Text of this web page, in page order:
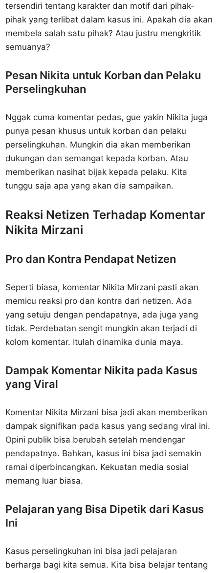
tersendiri tentang karakter dan motif dari pihak-
pihak yang terlibat dalam kasus ini. Apakah dia akan
membela salah satu pihak? Atau justru mengkritik
semuanya?
Pesan Nikita untuk Korban dan Pelaku
Perselingkuhan
Nggak cuma komentar pedas, gue yakin Nikita juga
punya pesan khusus untuk korban dan pelaku
perselingkuhan. Mungkin dia akan memberikan
dukungan dan semangat kepada korban. Atau
memberikan nasihat bijak kepada pelaku. Kita
tunggu saja apa yang akan dia sampaikan.
Reaksi Netizen Terhadap Komentar
Nikita Mirzani
Pro dan Kontra Pendapat Netizen
Seperti biasa, komentar Nikita Mirzani pasti akan
memicu reaksi pro dan kontra dari netizen. Ada
yang setuju dengan pendapatnya, ada juga yang
tidak. Perdebatan sengit mungkin akan terjadi di
kolom komentar. Itulah dinamika dunia maya.
Dampak Komentar Nikita pada Kasus
yang Viral
Komentar Nikita Mirzani bisa jadi akan memberikan
dampak signifikan pada kasus yang sedang viral ini.
Opini publik bisa berubah setelah mendengar
pendapatnya. Bahkan, kasus ini bisa jadi semakin
ramai diperbincangkan. Kekuatan media sosial
memang luar biasa.
Pelajaran yang Bisa Dipetik dari Kasus
Ini
Kasus perselingkuhan ini bisa jadi pelajaran
berharga bagi kita semua. Kita bisa belajar tentang